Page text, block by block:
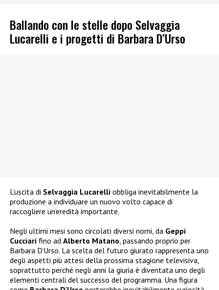
Ballando con le stelle dopo Selvaggia
Lucarelli e i progetti di Barbara D’Urso
L’uscita di Selvaggia Lucarelli obbliga inevitabilmente la
produzione a individuare un nuovo volto capace di
raccogliere un’eredità importante.
Negli ultimi mesi sono circolati diversi nomi, da Geppi
Cucciari fino ad Alberto Matano, passando proprio per
Barbara D’Urso. La scelta del futuro giurato rappresenta uno
degli aspetti più attesi della prossima stagione televisiva,
soprattutto perché negli anni la giuria è diventata uno degli
elementi centrali del successo del programma. Una figura